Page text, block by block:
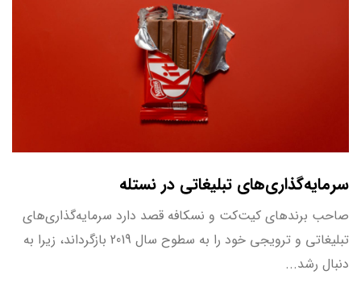
سرمایه‌گذاری‌های تبلیغاتی در نستله
صاحب برندهای کیت‌کت و نسکافه قصد دارد سرمایه‌گذاری‌های
تبلیغاتی و ترویجی خود را به سطوح سال 2019 بازگرداند، زیرا به
دنبال رشد...